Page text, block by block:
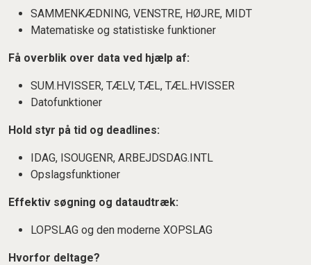
SAMMENKÆDNING, VENSTRE, HØJRE, MIDT
Matematiske og statistiske funktioner
Få overblik over data ved hjælp af:
SUM.HVISSER, TÆLV, TÆL, TÆL.HVISSER
Datofunktioner
Hold styr på tid og deadlines:
IDAG, ISOUGENR, ARBEJDSDAG.INTL
Opslagsfunktioner
Effektiv søgning og dataudtræk:
LOPSLAG og den moderne XOPSLAG
Hvorfor deltage?